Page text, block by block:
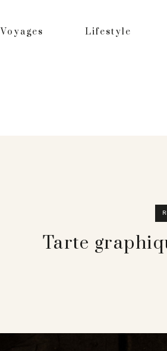
Voyages Lifestyle
Tarte